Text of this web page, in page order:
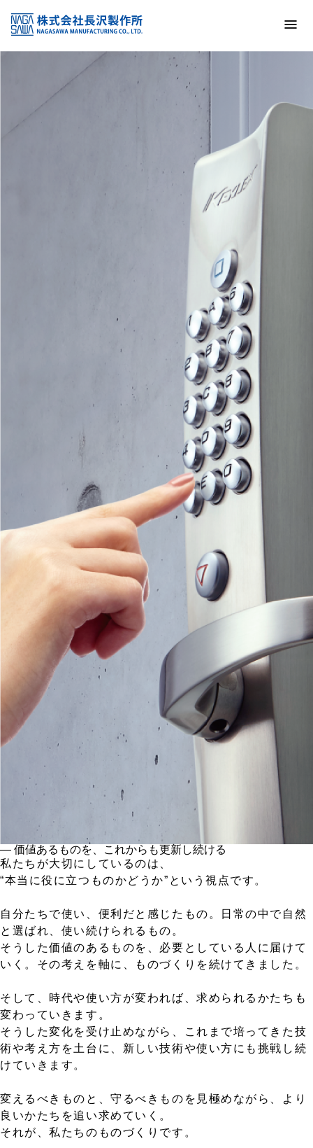
NAGASAWA MFG. CO., LTD.
信頼と技術で未来の安全を支える
― 価値あるものを、これからも更新し続ける
私たちが大切にしているのは、
“本当に役に立つものかどうか”という視点です。
自分たちで使い、便利だと感じたもの。日常の中で自然
と選ばれ、使い続けられるもの。
そうした価値のあるものを、必要としている人に届けて
いく。その考えを軸に、ものづくりを続けてきました。
そして、時代や使い方が変われば、求められるかたちも
変わっていきます。
そうした変化を受け止めながら、これまで培ってきた技
術や考え方を土台に、新しい技術や使い方にも挑戦し続
けていきます。
変えるべきものと、守るべきものを見極めながら、より
良いかたちを追い求めていく。
それが、私たちのものづくりです。